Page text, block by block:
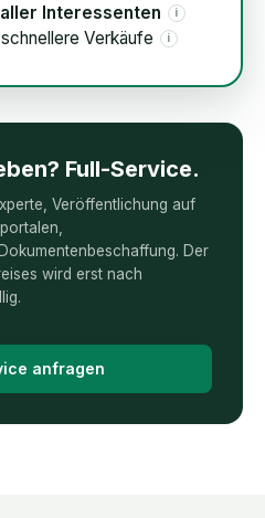
Interessenten i
Verkäufe i
Full-Service.
Veröffentlichung auf
Der
wird erst nach
anfragen